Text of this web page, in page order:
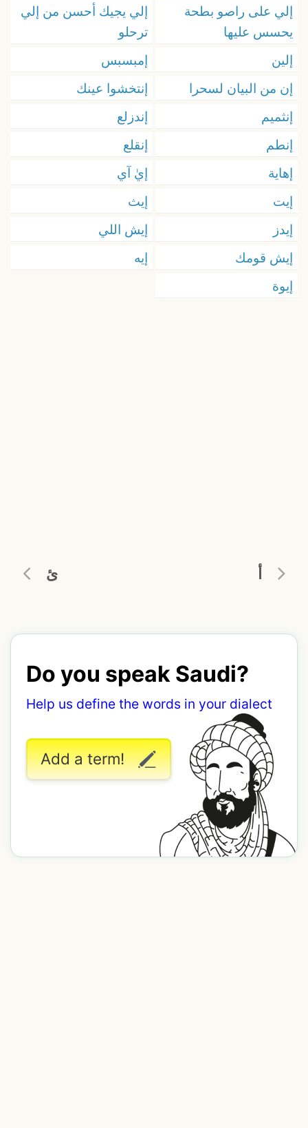
إلي على راصو بطحة
يحسس عليها
إلي يجيك أحسن من إلي
ترحلو
إلين
إمبسبس
إن من البيان لسحرا
إنتخشوا عينك
إنثميم
إندزلع
إنطم
إنقلع
إهاية
إيٰ آي
إيت
إيث
إيدز
إيش اللي
إيش قومك
إيه
إيوة
أ ئ
Do you speak Saudi?
Help us define the words in your dialect
Add a term!